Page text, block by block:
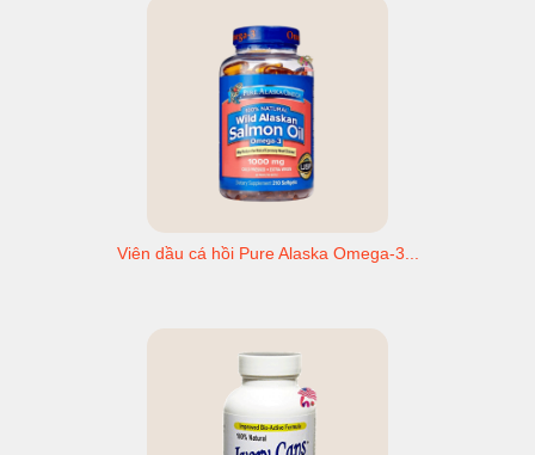
Viên dầu cá hồi Pure Alaska Omega-3...